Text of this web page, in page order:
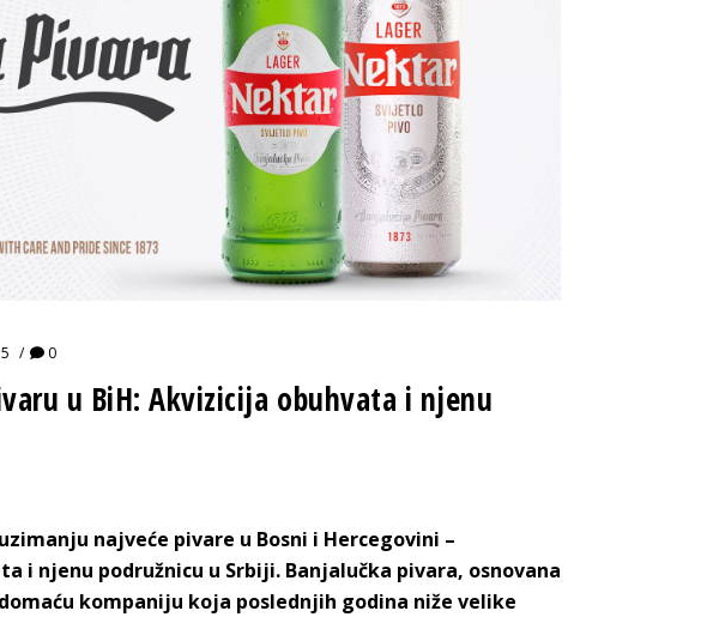
BMW BIZNIS LIGA
BIZLIFE WEEK
IZJAVA GODINE
IZJAVA GODINE
0
u BiH: Akvizicija obuhvata i njenu
najveće pivare u Bosni i Hercegovini –
i njenu podružnicu u Srbiji. Banjalučka pivara, osnovana
kompaniju koja poslednjih godina niže velike